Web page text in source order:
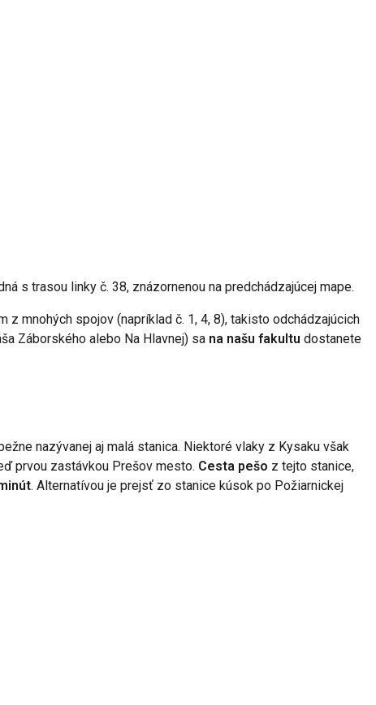
s trasou linky č. 38, znázornenou na predchádzajúcej mape.
mnohých spojov (napríklad č. 1, 4, 8), takisto odchádzajúcich
Záborského alebo Na Hlavnej) sa na našu fakultu dostanete
nazývanej aj malá stanica. Niektoré vlaky z Kysaku však
prvou zastávkou Prešov mesto. Cesta pešo z tejto stanice,
. Alternatívou je prejsť zo stanice kúsok po Požiarnickej